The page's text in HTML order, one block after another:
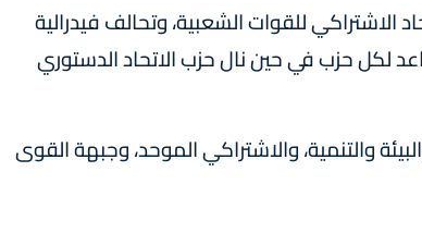
7 مقاعد، وحزب الاتحاد الاشتراكي للقوات الشعبية، وتحالف فيدرالية
الاستقلال وحزب العدالة والتنمية على 3 مقاعد لكل حزب في حين نال حزب الاتحاد الدستوري
والتنمية، والاشتراكي الموحد، وجبهة القوى